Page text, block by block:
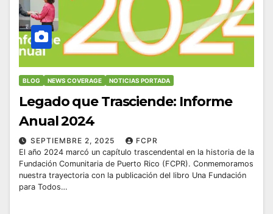
BLOG NEWS COVERAGE NOTICIAS PORTADA
Legado que Trasciende: Informe
Anual 2024
SEPTIEMBRE 2, 2025
FCPR
El año 2024 marcó un capítulo trascendental en la historia de la
Fundación Comunitaria de Puerto Rico (FCPR). Conmemoramos
nuestra trayectoria con la publicación del libro Una Fundación
para Todos…